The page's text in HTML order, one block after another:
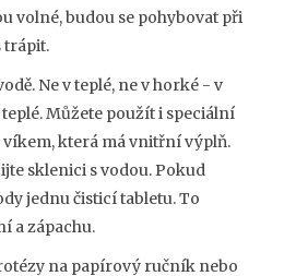
volné, budou se pohybovat při
trápit.
Ne v teplé, ne v horké - v
Můžete použít i speciální
víkem, která má vnitřní výplň.
sklenici s vodou. Pokud
jednu čisticí tabletu. To
a zápachu.
na papírový ručník nebo